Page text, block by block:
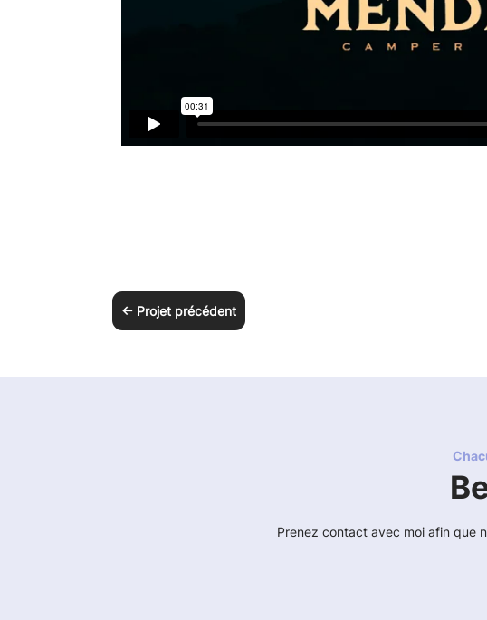
← Projet précédent
Prenez contact avec moi afin que